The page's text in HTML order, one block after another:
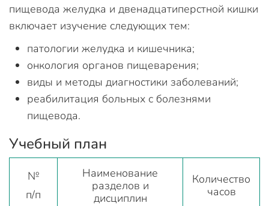
пищевода желудка и двенадцатиперстной кишки
включает изучение следующих тем:
патологии желудка и кишечника;
онкология органов пищеварения;
виды и методы диагностики заболеваний;
реабилитация больных с болезнями
пищевода.
Учебный план
№
п/п
Наименование
разделов и
дисциплин
Количество
часов